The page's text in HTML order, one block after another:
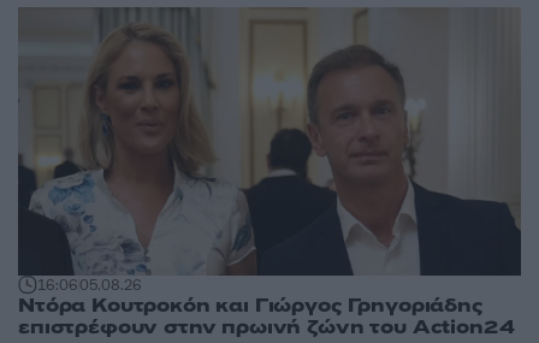
16:0605.08.26
Ντόρα Κουτροκόη και Γιώργος Γρηγοριάδης
επιστρέφουν στην πρωινή ζώνη του Action24